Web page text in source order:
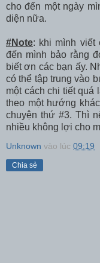
cho đến một ngày
diện nữa.
#Note: khi mình viết
đến mình bảo rằng
biết ơn các bạn ấy.
có thể tập trung vào
một cách chi tiết quá
theo một hướng
chuyện thứ #3. Thì
nhiều không lợi cho
Unknown vào lúc 09:19
Chia sẻ